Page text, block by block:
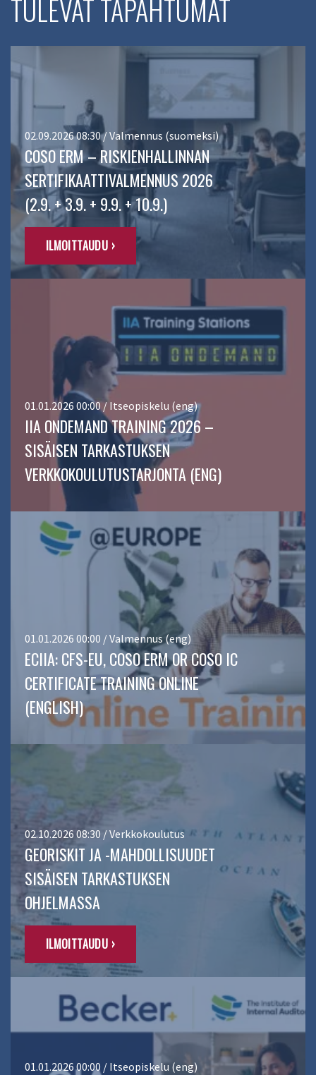
TULEVAT TAPAHTUMAT
02.09.2026 08:30 / Valmennus (suomeksi)
COSO ERM – RISKIENHALLINNAN
SERTIFIKAATTIVALMENNUS 2026
(2.9. + 3.9. + 9.9. + 10.9.)
ILMOITTAUDU ›
01.01.2026 00:00 / Itseopiskelu (eng)
IIA ONDEMAND TRAINING 2026 –
SISÄISEN TARKASTUKSEN
VERKKOKOULUTUSTARJONTA (ENG)
01.01.2026 00:00 / Valmennus (eng)
ECIIA: CFS-EU, COSO ERM OR COSO IC
CERTIFICATE TRAINING ONLINE
(ENGLISH)
02.10.2026 08:30 / Verkkokoulutus
GEORISKIT JA -MAHDOLLISUUDET
SISÄISEN TARKASTUKSEN
OHJELMASSA
ILMOITTAUDU ›
01.01.2026 00:00 / Itseopiskelu (eng)